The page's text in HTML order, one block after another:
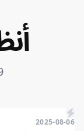
9 مقال
2025-08-06